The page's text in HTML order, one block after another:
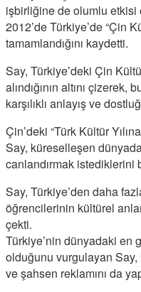
işbirliğine de olumlu
2012’de Türkiye’de “Çin
tamamlandığını kaydetti.
Say, Türkiye’deki Çin
alındığının altını
karşılıklı anlayış ve
Çin’deki “Türk Kültür
Say, küreselleşen
canlandırmak istediklerini
Say, Türkiye’den daha
öğrencilerinin kültürel
çekti.
Türkiye’nin dünyadaki en
olduğunu vurgulayan
ve şahsen reklamını da